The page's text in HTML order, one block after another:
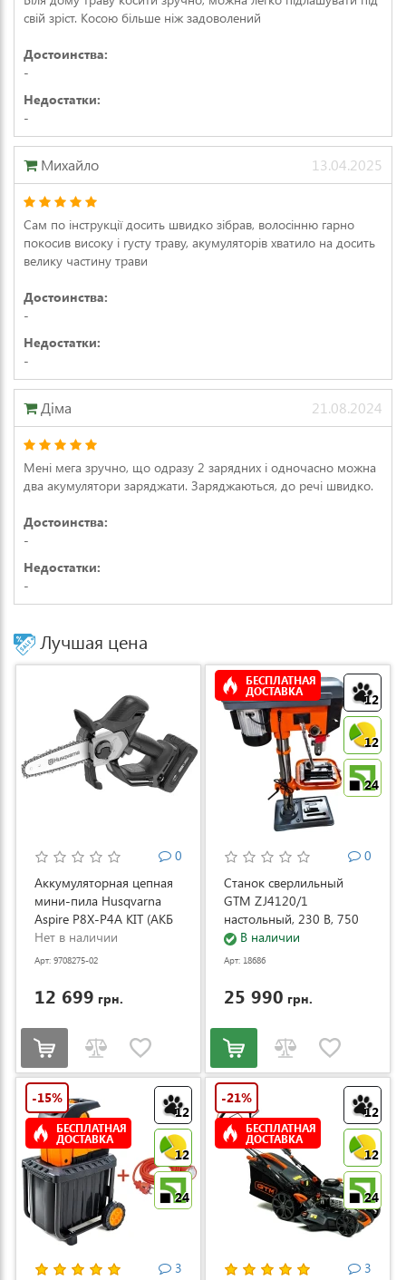
свій зріст. Косою більше ніж задоволений
Достоинства:
-
Недостатки:
-
Михайло 13.04.2025
Сам по інструкції досить швидко зібрав, волосінню гарно
покосив високу і густу траву, акумуляторів хватило на досить
велику частину трави
Достоинства:
-
Недостатки:
-
Діма 21.08.2024
Мені мега зручно, що одразу 2 зарядних і одночасно можна
два акумулятори заряджати. Заряджаються, до речі швидко.
Достоинства:
-
Недостатки:
-
Лучшая цена
0
Аккумуляторная цепная
мини-пила Husqvarna
Aspire P8X-P4A KIT (АКБ
и ЗУ) (9708275-02)
Нет в наличии
Арт: 9708275-02
12 699 грн.
12
12
24
БЕСПЛАТНАЯ
ДОСТАВКА
0
Станок сверлильный
GTM ZJ4120/1
настольный, 230 В, 750
Вт (ZJ4120/1)
В наличии
Арт: 18686
25 990 грн.
12
12
24
-15%
БЕСПЛАТНАЯ
ДОСТАВКА
3
12
12
24
-21%
БЕСПЛАТНАЯ
ДОСТАВКА
3